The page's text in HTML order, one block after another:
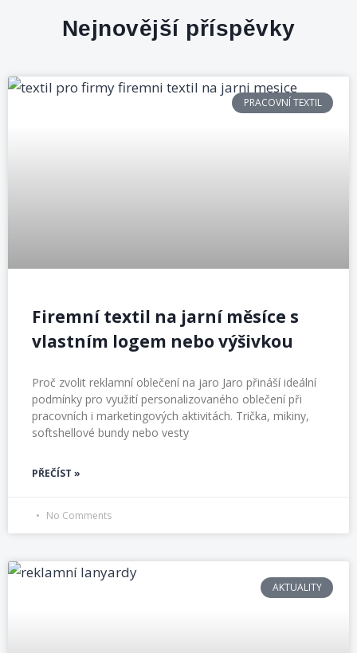
Nejnovější příspěvky
PRACOVNÍ TEXTIL
Firemní textil na jarní měsíce s
vlastním logem nebo výšivkou
Proč zvolit reklamní oblečení na jaro Jaro přináší ideální
podmínky pro využití personalizovaného oblečení při
pracovních i marketingových aktivitách. Trička, mikiny,
softshellové bundy nebo vesty
PŘEČÍST »
No Comments
AKTUALITY